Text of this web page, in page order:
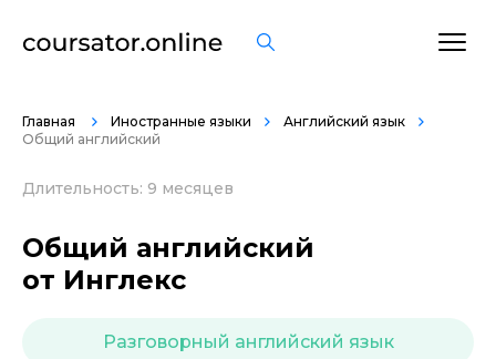
Главная Иностранные языки
Английский язык
Общий английский
Длительность: 9 месяцев
Общий английский
от Инглекс
Разговорный английский язык